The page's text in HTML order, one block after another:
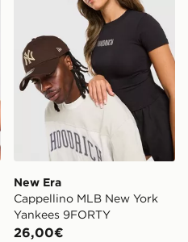
New Era
Cappellino MLB New York
Yankees 9FORTY
26,00€